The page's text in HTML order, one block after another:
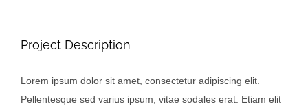
Project Description
Lorem ipsum dolor sit amet, consectetur adipiscing elit.
Pellentesque sed varius ipsum, vitae sodales erat. Etiam elit